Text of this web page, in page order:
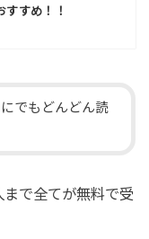
すすめ！！
でもどんどん読
で全てが無料で受